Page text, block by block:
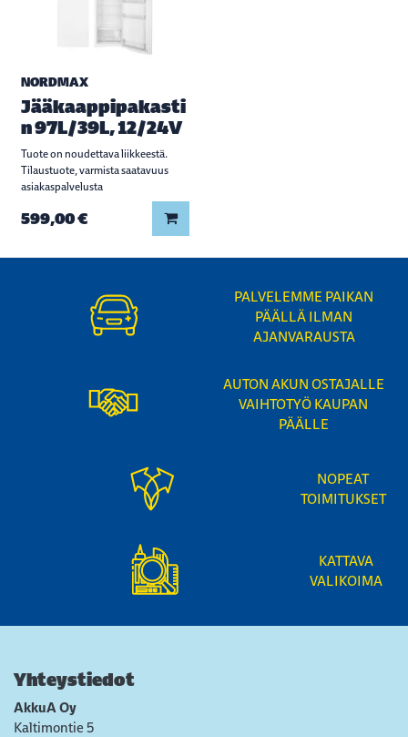
NORDMAX
Jääkaappipakasti
n 97L/39L, 12/24V
Tuote on noudettava liikkeestä.
Tilaustuote, varmista saatavuus
asiakaspalvelusta
599,00 € Lisää koriin
PALVELEMME PAIKAN
PÄÄLLÄ ILMAN
AJANVARAUSTA
AUTON AKUN OSTAJALLE
VAIHTOTYÖ KAUPAN
PÄÄLLE
NOPEAT
TOIMITUKSET
KATTAVA
VALIKOIMA
Yhteystiedot
AkkuA Oy
Kaltimontie 5